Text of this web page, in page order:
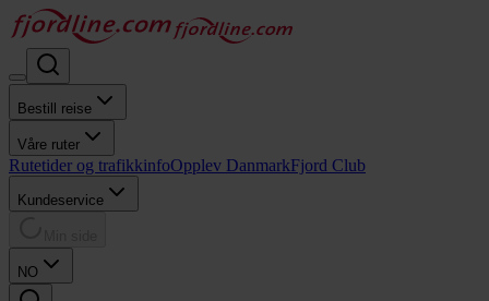
Bestill reise
Våre ruter
Rutetider og trafikkinfoOpplev DanmarkFjord Club
Kundeservice
NO